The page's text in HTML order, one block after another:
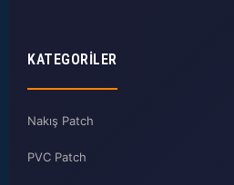
KATEGORILER
Nakış Patch
PVC Patch